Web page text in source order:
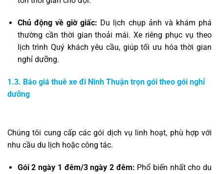
Chủ động về giờ giấc: Du lịch chụp ảnh và khám phá
thường cần thời gian thoải mái. Xe riêng phục vụ theo
lịch trình Quý khách yêu cầu, giúp tối ưu hóa thời gian
nghỉ dưỡng.
1.3. Báo giá thuê xe đi Ninh Thuận trọn gói theo gói nghỉ
dưỡng
Chúng tôi cung cấp các gói dịch vụ linh hoạt, phù hợp với
nhu cầu du lịch hoặc công tác.
Gói 2 ngày 1 đêm/3 ngày 2 đêm: Phổ biến nhất cho du